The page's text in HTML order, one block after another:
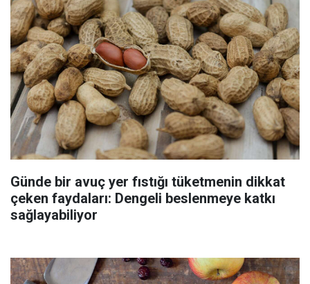
Günde bir avuç yer fıstığı tüketmenin dikkat
çeken faydaları: Dengeli beslenmeye katkı
sağlayabiliyor